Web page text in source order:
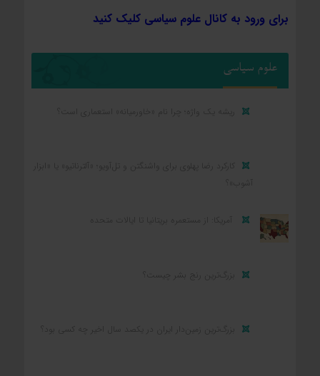
برای ورود به کانال علوم سیاسی کلیک کنید
علوم سیاسی
ریشه یک واژه؛ چرا نام «خاورمیانه» استعماری است؟
آمریکا: از مستعمره بریتانیا تا ایالات متحده
بزرگ‌ترین رنج بشر چیست؟
بزرگ‌ترین زمین‌دار ایران در یکصد سال اخیر چه کسی بود؟